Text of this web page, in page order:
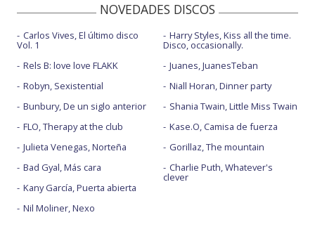
NOVEDADES DISCOS
Carlos Vives, El último disco
Vol. 1
Rels B: love love FLAKK
Robyn, Sexistential
Bunbury, De un siglo anterior
FLO, Therapy at the club
Julieta Venegas, Norteña
Bad Gyal, Más cara
Kany García, Puerta abierta
Nil Moliner, Nexo
Harry Styles, Kiss all the time.
Disco, occasionally.
Juanes, JuanesTeban
Niall Horan, Dinner party
Shania Twain, Little Miss Twain
Kase.O, Camisa de fuerza
Gorillaz, The mountain
Charlie Puth, Whatever's
clever